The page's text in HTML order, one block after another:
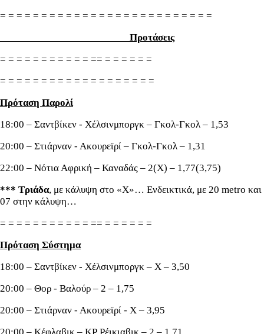
= = = = = = = = = = = = = = = = = = = = = = = = = =
Προτάσεις
= = = = = = = = = = = == = = = = = =
= = = = = = = = = = = = = = = = = = =
Πρόταση Παρολί
18:00 – Σαντβίκεν - Χέλσινμποργκ – Γκολ-Γκολ – 1,53
20:00 – Στιάρναν - Ακουρεϊρί – Γκολ-Γκολ – 1,31
22:00 – Νότια Αφρική – Καναδάς – 2(Χ) – 1,77(3,75)
*** Τριάδα, με κάλυψη στο «Χ»… Ενδεικτικά, με 20 metro και
07 στην κάλυψη…
= = = = = = = = = = = == = = = = = =
Πρόταση Σύστημα
18:00 – Σαντβίκεν - Χέλσινμποργκ – Χ – 3,50
20:00 – Θορ - Βαλούρ – 2 – 1,75
20:00 – Στιάρναν - Ακουρεϊρί - Χ – 3,95